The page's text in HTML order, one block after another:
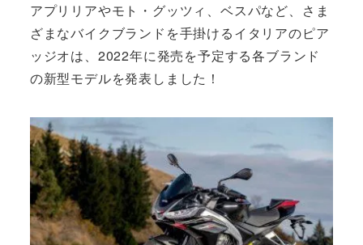
アプリリアやモト・グッツィ、ベスパなど、さま
ざまなバイクブランドを手掛けるイタリアのピア
ッジオは、2022年に発売を予定する各ブランド
の新型モデルを発表しました！